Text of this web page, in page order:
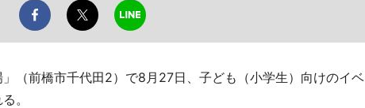
（前橋市千代田2）で8月27日、子ども（小学生）向けのイベ
。